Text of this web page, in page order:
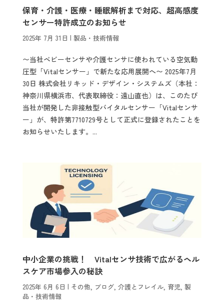
保育・介護・医療・睡眠解析まで対応、超高感度
センサー特許成立のお知らせ
2025年 7月 31日 | 製品・技術情報
〜当社ベビーセンサや介護センサに使われている空気動
圧型「Vitalセンサー」で新たな応用展開へ〜 2025年7月
30日 株式会社リキッド・デザイン・システムズ（本社：
神奈川県横浜市、代表取締役：遠山直也）は、このたび
当社が開発した非接触型バイタルセンサー「Vitalセンサ
ー」が、特許第7710729号として正式に登録されたことを
お知らせいたします。...
中小企業の挑戦！ Vitalセンサ技術で広がるヘル
スケア市場参入の秘訣
2025年 6月 6日 | その他, ブログ, 介護とフレイル, 育児, 製
品・技術情報